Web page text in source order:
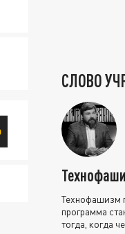
СЛОВО
Технофашизм
программа
тогда, когда